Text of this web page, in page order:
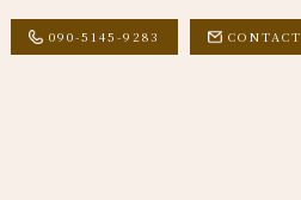
090-5145-9283 CONTACT